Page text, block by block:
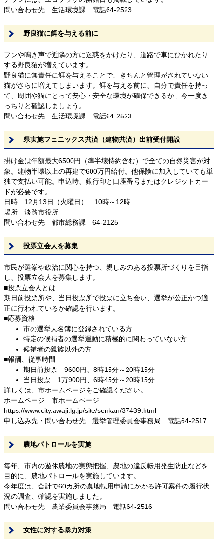
問い合わせ先 生活環境課 電話64-2523
野良猫に餌を与える前に
フンや鳴き声で近隣の方に迷惑をかけたり、道路で車にひかれたり
する野良猫が増えています。
野良猫に無責任に餌を与えることで、きちんと管理がされていない
猫がさらに増えてしまいます。餌を与える前に、自分で責任を持っ
て、周囲や猫にとって安心・安全な環境が確保できるか、今一度き
っちりと確認しましょう。
問い合わせ先 生活環境課 電話64-2523
県実施フェニックス共済（建物共済）出前受付開設
掛け金は年額最大6500円（準半壊特約含む）で全ての自然災害が対
象。建物半壊以上の再建で600万円給付。他保険に加入していても単
独で支払い可能。申込時、銀行印と口座番号またはクレジットカー
ドが必要です。
日時 12月13日（火曜日） 10時～12時
場所 淡路市役所
問い合わせ先 都市総務課 64-2125
投票立会人を募集
市民が選挙や政治に関心を持つ、親しみのある投票所づくりを目指
し、投票立会人を募集します。
■投票立会人とは
期日前投票所や、当日投票所で投票に立ち会い、選挙が公正かつ適
正に行われているか確認を行います。
■応募資格
市の選挙人名簿に登録されている方
特定の候補者の選挙運動に積極的に関わっていない方
候補者の親族以外の方
■報酬、従事時間
期日前投票 9600円、8時15分～20時15分
当日投票 1万900円、6時45分～20時15分
詳しくは、市ホームページをご確認ください。
ホームページ 市ホームページ
https://www.city.awaji.lg.jp/site/senkan/37439.html
申し込み先・問い合わせ先 選挙管理委員会事務局 電話64-2517
農地パトロールを実施
毎年、市内の遊休農地の実態把握、農地の違反転用発生防止などを
目的に、農地パトロールを実施しています。
今年度は、合計で60カ所の農地転用申請にかかる許可案件の履行状
況の調査、確認を実施しました。
問い合わせ先 農業委員会事務局 電話64-2516
女性に対する暴力対策